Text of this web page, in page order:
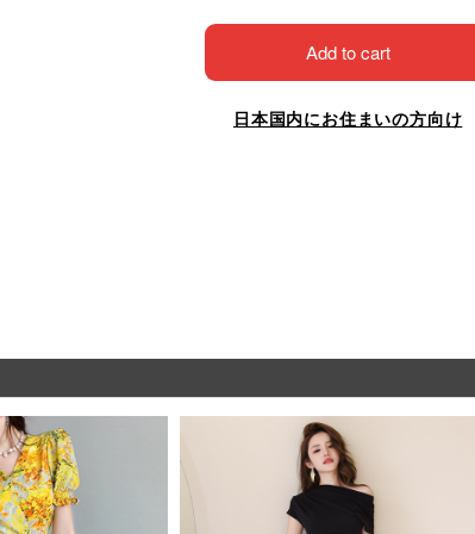
Add to cart
日本国内にお住まいの方向け